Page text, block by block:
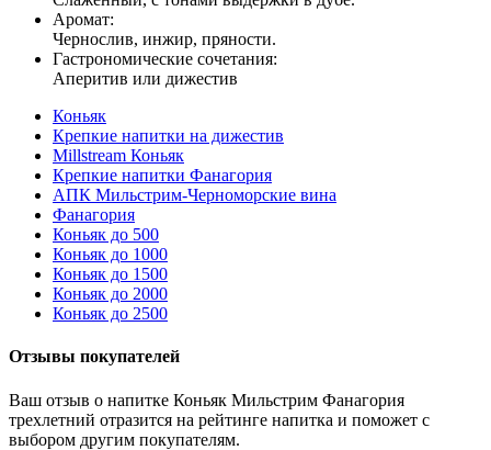
Аромат:
Чернослив, инжир, пряности.
Гастрономические сочетания:
Аперитив или дижестив
Коньяк
Крепкие напитки на дижестив
Millstream Коньяк
Крепкие напитки Фанагория
АПК Мильстрим-Черноморские вина
Фанагория
Коньяк до 500
Коньяк до 1000
Коньяк до 1500
Коньяк до 2000
Коньяк до 2500
Отзывы покупателей
Ваш отзыв о напитке Коньяк Мильстрим Фанагория
трехлетний отразится на рейтинге напитка и поможет с
выбором другим покупателям.